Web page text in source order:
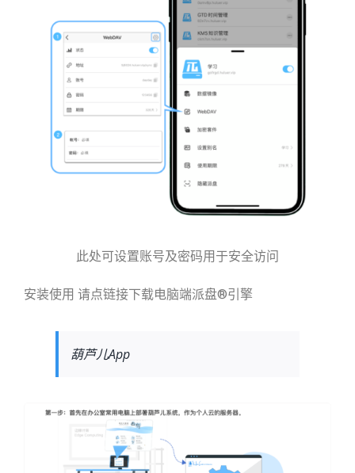
此处可设置账号及密码用于安全访问
安装使用 请点链接下载电脑端派盘®引擎
葫芦儿App